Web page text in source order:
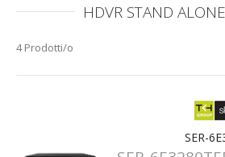
HDVR STAND
4 Prodotti/o
SER-